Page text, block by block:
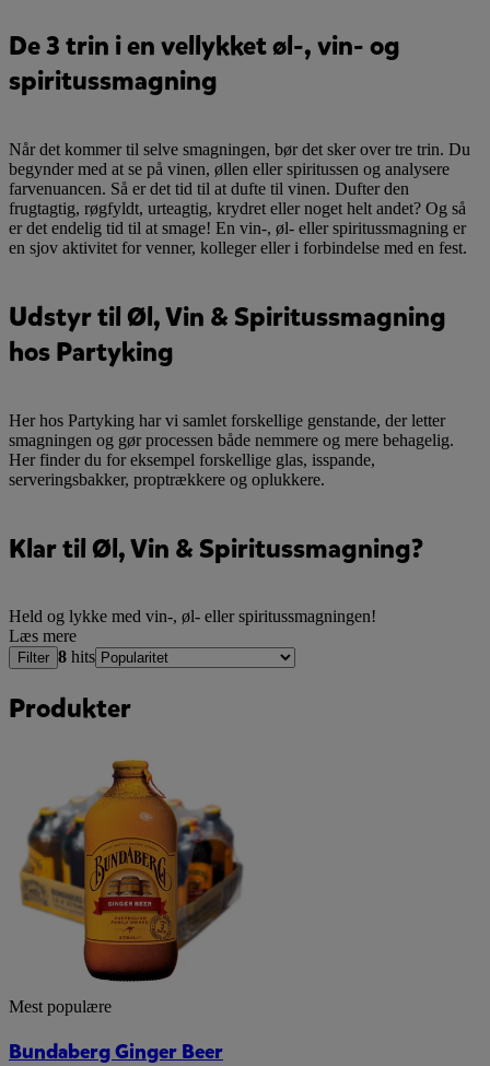
De 3 trin i en vellykket øl-, vin- og
spiritussmagning
Når det kommer til selve smagningen, bør det sker over tre trin. Du
begynder med at se på vinen, øllen eller spiritussen og analysere
farvenuancen. Så er det tid til at dufte til vinen. Dufter den
frugtagtig, røgfyldt, urteagtig, krydret eller noget helt andet? Og så
er det endelig tid til at smage! En vin-, øl- eller spiritussmagning er
en sjov aktivitet for venner, kolleger eller i forbindelse med en fest.
Udstyr til Øl, Vin & Spiritussmagning
hos Partyking
Her hos Partyking har vi samlet forskellige genstande, der letter
smagningen og gør processen både nemmere og mere behagelig.
Her finder du for eksempel forskellige glas, isspande,
serveringsbakker, proptrækkere og oplukkere.
Klar til Øl, Vin & Spiritussmagning?
Held og lykke med vin-, øl- eller spiritussmagningen!
Læs mere
Filter 8 hits
Produkter
Mest populære
Bundaberg Ginger Beer